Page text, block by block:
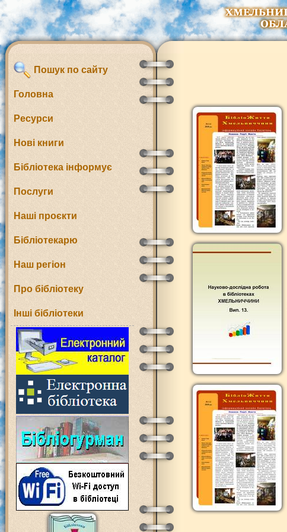
Пошук по сайту
Головна
Ресурси
Нові книги
Бібліотека інформує
Послуги
Наші проєкти
Бібліотекарю
Наш регіон
Про бібліотеку
Інші бібліотеки